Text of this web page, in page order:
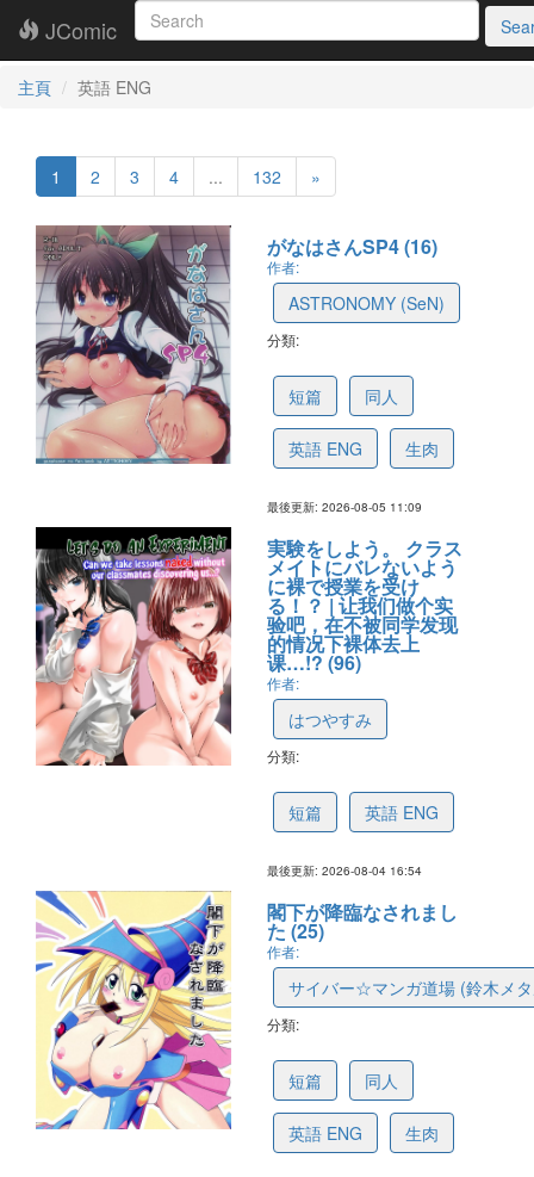
JComic
主頁 英語 ENG
1 2 3 4 ... 132 »
がなはさんSP4 (16)
作者:
ASTRONOMY (SeN)
分類:
短篇 同人
英語 ENG 生肉
最後更新: 2026-08-05 11:09
実験をしよう。 クラス
メイトにバレないよう
に裸で授業を受け
る！？ | 让我们做个实
验吧，在不被同学发现
的情况下裸体去上
课…!? (96)
作者:
はつやすみ
分類:
短篇 英語 ENG
最後更新: 2026-08-04 16:54
閣下が降臨なされまし
た (25)
作者:
サイバー☆マンガ道場 (鈴木メ
分類:
短篇 同人
英語 ENG 生肉